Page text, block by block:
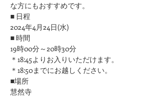
な方にもおすすめです。
■ 日程
2024年4月24日(水)
■ 時間
19時00分～20時30分
＊18:45よりお入りいただけます。
＊18:50までにお越しください。
■場所
慧然寺